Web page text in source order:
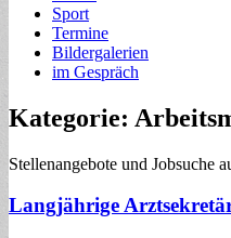
Sport
Termine
Bildergalerien
im Gespräch
Kategorie:
Stellenangebote und Jobsuche
Langjährige